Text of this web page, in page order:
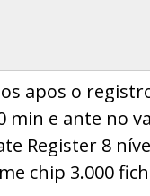
apos o
min e ante no
Register 8
chip 3.000